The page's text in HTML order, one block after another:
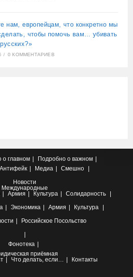
нам, европейцам, что конкретно мы
чтобы помочь вам… убивать
/ 0 КОММЕНТАРИЕВ
о главном
Подробно о важном
Антифейк Медиа
Смешно
Новости
Международные
Армия Культура
Солидарность
Экономика Армия
Культура
Российское Посольство
Фонотека
приёмная
Что делать, если… Контакты